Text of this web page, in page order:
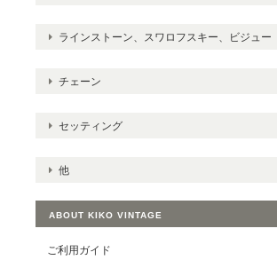
ラインストーン、スワロフスキー、ビジュー
チェーン
セッティング
他
ABOUT KIKO VINTAGE
ご利用ガイド